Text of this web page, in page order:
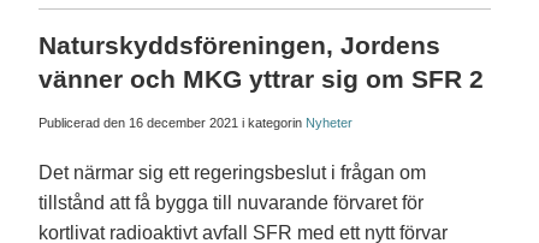
Naturskyddsföreningen, Jordens
vänner och MKG yttrar sig om SFR 2
Publicerad den 16 december 2021 i kategorin Nyheter
Det närmar sig ett regeringsbeslut i frågan om
tillstånd att få bygga till nuvarande förvaret för
kortlivat radioaktivt avfall SFR med ett nytt förvar